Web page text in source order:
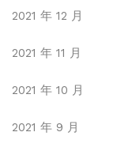
2021 年 12 月
2021 年 11 月
2021 年 10 月
2021 年 9 月